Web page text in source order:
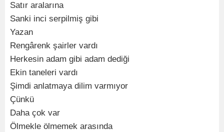
Satır aralarına
Sanki inci serpilmiş gibi
Yazan
Rengârenk şairler vardı
Herkesin adam gibi adam dediği
Ekin taneleri vardı
Şimdi anlatmaya dilim varmıyor
Çünkü
Daha çok var
Ölmekle ölmemek arasında